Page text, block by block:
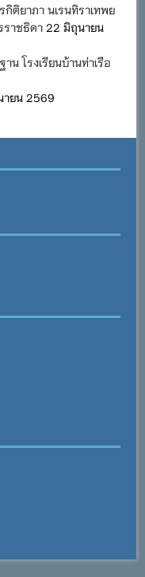
ติยาภา นเรนทิราเทพย
าชธิดา 22 มิถุนายน
โรงเรียนบ้านท่าเรือ
ายน 2569